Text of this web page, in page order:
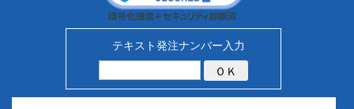
テキスト発注ナンバー入力